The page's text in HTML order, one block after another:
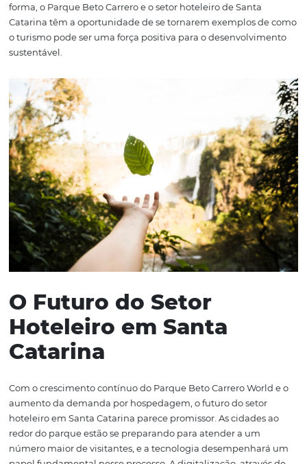
O Desenvolvimento
Sustentável Através
Turismo
O crescimento do turismo impulsionado pelo Parque
Carrero traz à tona a necessidade de um
sustentável. À medida que mais turistas visitam Santa
é fundamental que as cidades adotem práticas que
preservação ambiental e o bem-estar da comunidade
turismo sustentável busca equilibrar os interesses
sociais com a proteção dos recursos naturais.
Os hotéis e empresas locais têm a responsabilidade de
implementar práticassustentáveis, como a redução do
tecnologias que economizem energia. Isso não apenas
preservar o ambiente, mas também atrai um segmento
turistas que valoriza a sustentabilidade em suas
viagem. Para muitas famílias, o compromisso com a
Além disso, o envolvimento da comunidade local é
garantir que os benefícios do turismo sejam
forma justa. Iniciativas que promovem o emprego local